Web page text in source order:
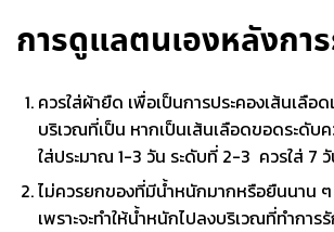
การดูแลตนเองหลังกา
ควรใส่ผ้ายืด เพื่อเป็นการประคองเส้นเลือ
บริเวณที่เป็น หากเป็นเส้นเลือดขอดระดับค
ใส่ประมาณ 1-3 วัน ระดับที่ 2-3 ควรใส่ 7
ไม่ควรยกของที่มีน้ำหนักมากหรือยืนนาน
เพราะจะทำให้น้ำหนักไปลงบริเวณที่ทำการ